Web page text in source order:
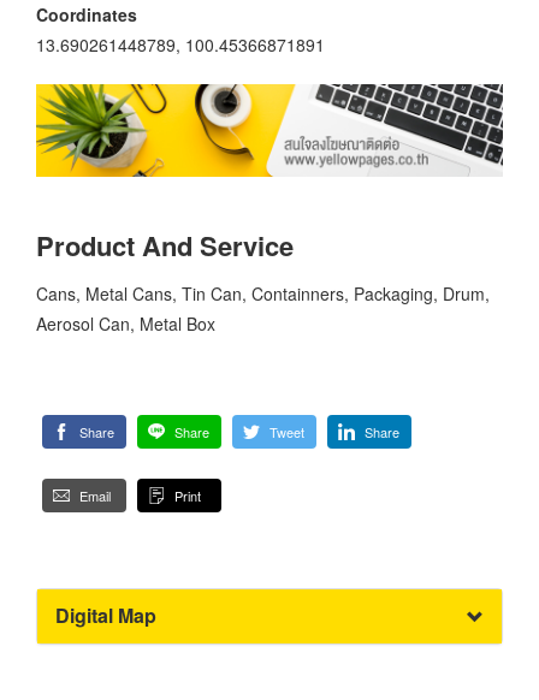
Coordinates
13.690261448789, 100.45366871891
Product And Service
Cans, Metal Cans, Tin Can, Containners, Packaging, Drum,
Aerosol Can, Metal Box
Share Share Tweet Share
Email Print
Digital Map